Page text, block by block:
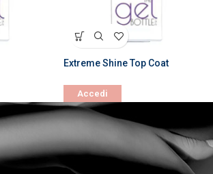
Extreme Shine Top Coat
Accedi